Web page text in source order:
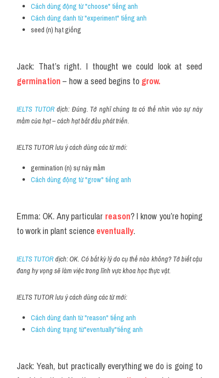
Cách dùng động từ "choose" tiếng anh
Cách dùng danh từ "experiment" tiếng anh
seed (n) hạt giống
germination – how a seed begins to grow.
IELTS TUTOR dịch: Đúng. Tớ nghĩ chúng ta có thể nhìn vào sự nảy
mầm của hạt – cách hạt bắt đầu phát triển.
IELTS TUTOR lưu ý cách dùng các từ mới:
germination (n) sự nảy mầm
Cách dùng động từ "grow" tiếng anh
Emma: OK. Any particular reason? I know you’re hoping
to work in plant science eventually.
IELTS TUTOR dịch: OK. Có bất kỳ lý do cụ thể nào không? Tớ biết cậu
đang hy vọng sẽ làm việc trong lĩnh vực khoa học thực vật.
IELTS TUTOR lưu ý cách dùng các từ mới:
Cách dùng danh từ "reason" tiếng anh
Cách dùng trạng từ"eventually"tiếng anh
Jack: Yeah, but practically everything we do is going to